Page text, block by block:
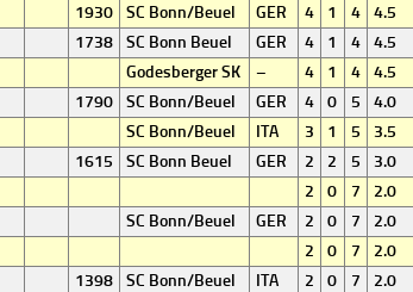
1930 SC Bonn/Beuel GER 4 1 4 4.5
1738 SC Bonn Beuel GER 4 1 4 4.5
Godesberger SK – 4 1 4 4.5
1790 SC Bonn/Beuel GER 4 0 5 4.0
SC Bonn/Beuel ITA 3 1 5 3.5
1615 SC Bonn Beuel GER 2 2 5 3.0
2 0 7 2.0
SC Bonn/Beuel GER 2 0 7 2.0
2 0 7 2.0
1398 SC Bonn/Beuel ITA 2 0 7 2.0